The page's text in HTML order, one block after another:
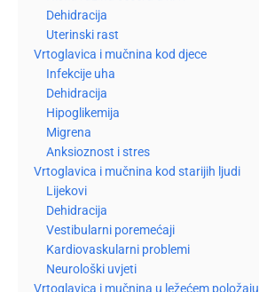
Dehidracija
Uterinski rast
Vrtoglavica i mučnina kod djece
Infekcije uha
Dehidracija
Hipoglikemija
Migrena
Anksioznost i stres
Vrtoglavica i mučnina kod starijih ljudi
Lijekovi
Dehidracija
Vestibularni poremećaji
Kardiovaskularni problemi
Neurološki uvjeti
Vrtoglavica i mučnina u ležećem položaju